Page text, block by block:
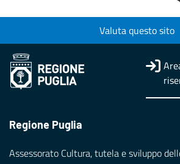
Valuta questo sito
Regione Puglia
Assessorato Cultura, tutela e sviluppo